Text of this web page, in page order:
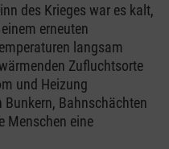
des Krieges war es kalt,
erneuten
langsam
Zufluchtsorte
und Heizung
Bahnschächten
Menschen eine